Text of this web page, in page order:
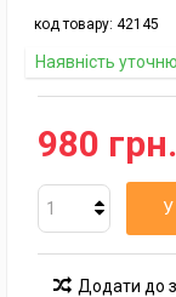
код товару: 42145
Наявність
980 грн.
Додати до